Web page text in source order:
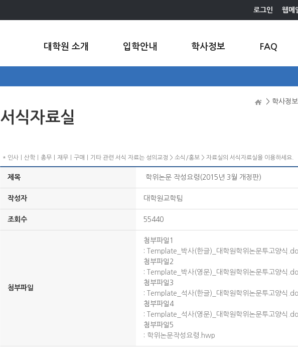
로그인 웹메
대학원 소개 입학안내 학사정보 FAQ
> 학사정
서식자료실
* 인사ㅣ산학ㅣ총무ㅣ재무ㅣ구매ㅣ기타 관련 서식 자료는 성의교정 > 소식/홍보 > 자료실의 서식자료실을 이용하세요.
제목 학위논문 작성요령(2015년 3월 개정판)
작성자 대학원교학팀
조회수 55440
첨부파일
첨부파일1
:
Template_박사(한글)_대학원학위논문투고양식
첨부파일2
:
Template_박사(영문)_대학원학위논문투고양식
첨부파일3
:
Template_석사(한글)_대학원학위논문투고양식
첨부파일4
:
Template_석사(영문)_대학원학위논문투고양식
첨부파일5
: 학위논문작성요령.hwp